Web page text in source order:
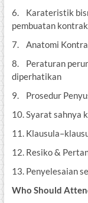
6. Karateristik
pembuatan kontrak
7. Anatomi
8. Peraturan
diperhatikan
9. Prosedur
10. Syarat sahnya
11.
12. Resiko &
13. Penyelesaian
Who Should